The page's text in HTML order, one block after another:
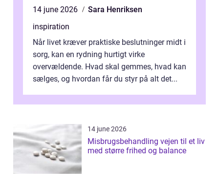
14 june 2026
Sara Henriksen
inspiration
Når livet kræver praktiske beslutninger midt i
sorg, kan en rydning hurtigt virke
overvældende. Hvad skal gemmes, hvad kan
sælges, og hvordan får du styr på alt det...
14 june 2026
Misbrugsbehandling vejen til et liv
med større frihed og balance